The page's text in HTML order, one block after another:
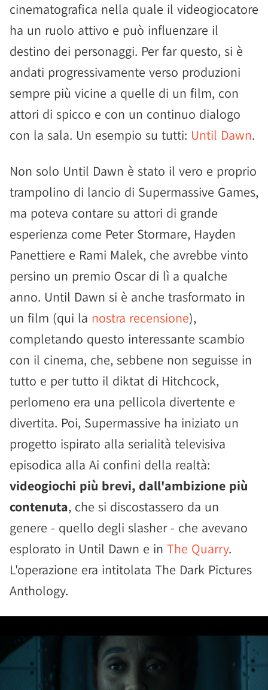
cinematografica nella quale il videogiocatore
ha un ruolo attivo e può influenzare il
destino dei personaggi. Per far questo, si è
andati progressivamente verso produzioni
sempre più vicine a quelle di un film, con
attori di spicco e con un continuo dialogo
con la sala. Un esempio su tutti: Until Dawn.
Non solo Until Dawn è stato il vero e proprio
trampolino di lancio di Supermassive Games,
ma poteva contare su attori di grande
esperienza come Peter Stormare, Hayden
Panettiere e Rami Malek, che avrebbe vinto
persino un premio Oscar di lì a qualche
anno. Until Dawn si è anche trasformato in
un film (qui la nostra recensione),
completando questo interessante scambio
con il cinema, che, sebbene non seguisse in
tutto e per tutto il diktat di Hitchcock,
perlomeno era una pellicola divertente e
divertita. Poi, Supermassive ha iniziato un
progetto ispirato alla serialità televisiva
episodica alla Ai confini della realtà:
videogiochi più brevi, dall'ambizione più
contenuta, che si discostassero da un
genere - quello degli slasher - che avevano
esplorato in Until Dawn e in The Quarry.
L'operazione era intitolata The Dark Pictures
Anthology.